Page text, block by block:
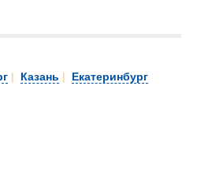
| Казань | Екатеринбург